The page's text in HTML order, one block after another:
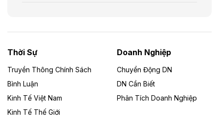
Dự án Nhà máy xử lý rác và phát điện Bắc Giang do
Công ty TNHH Năng lượng môi trường Bắc Giang làm
Theo vietnamfinance.vn
Đức Long Gia Lai mở rộng ‘hệ sinh thái’
Thời Sự
Truyền Thông Chính Sách
Bình Luận
Kinh Tế Việt Nam
Kinh Tế Thế Giới
Doanh Nghiệp
Chuyển Động DN
DN Cần Biết
Phân Tích Doanh Nghiệp